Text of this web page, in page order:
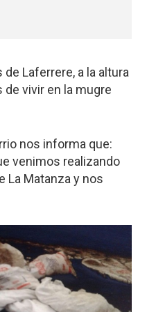
Laferrere, a la altura
de vivir en la mugre
nos informa que:
venimos realizando
La Matanza y nos